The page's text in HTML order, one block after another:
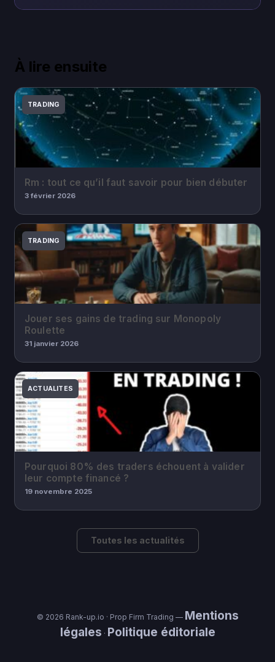
À lire ensuite
TRADING
Rm : tout ce qu’il faut savoir pour bien débuter
3 février 2026
TRADING
Jouer ses gains de trading sur Monopoly
Roulette
31 janvier 2026
ACTUALITES
Pourquoi 80% des traders échouent à valider
leur compte financé ?
19 novembre 2025
Toutes les actualités
© 2026 Rank-up.io · Prop Firm Trading — Mentions
légales · Politique éditoriale